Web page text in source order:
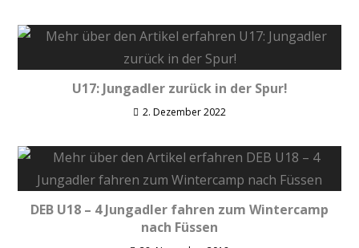
U17: Jungadler zurück in der Spur!
2. Dezember 2022
DEB U18 – 4 Jungadler fahren zum Wintercamp
nach Füssen